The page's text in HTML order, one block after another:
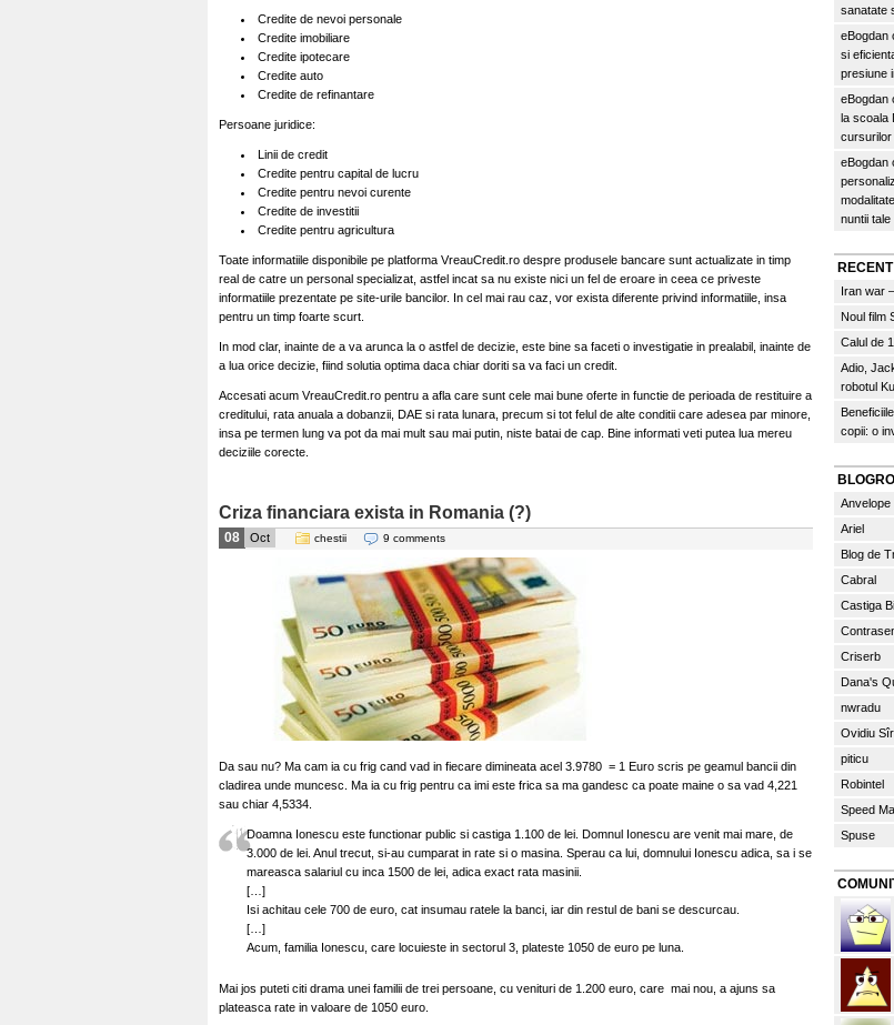
Credite de nevoi personale
Credite imobiliare
Credite ipotecare
Credite auto
Credite de refinantare
Persoane juridice:
Linii de credit
Credite pentru capital de lucru
Credite pentru nevoi curente
Credite de investitii
Credite pentru agricultura
Toate informatiile disponibile pe platforma VreauCredit.ro despre produsele bancare sunt actualizate in timp
real de catre un personal specializat, astfel incat sa nu existe nici un fel de eroare in ceea ce priveste
informatiile prezentate pe site-urile bancilor. In cel mai rau caz, vor exista diferente privind informatiile, insa
pentru un timp foarte scurt.
In mod clar, inainte de a va arunca la o astfel de decizie, este bine sa faceti o investigatie in prealabil, inainte de
a lua orice decizie, fiind solutia optima daca chiar doriti sa va faci un credit.
Accesati acum VreauCredit.ro pentru a afla care sunt cele mai bune oferte in functie de perioada de restituire a
creditului, rata anuala a dobanzii, DAE si rata lunara, precum si tot felul de alte conditii care adesea par minore,
insa pe termen lung va pot da mai mult sau mai putin, niste batai de cap. Bine informati veti putea lua mereu
deciziile corecte.
Criza financiara exista in Romania (?)
08 Oct chestii 9 comments
Da sau nu? Ma cam ia cu frig cand vad in fiecare dimineata acel 3.9780 = 1 Euro scris pe geamul bancii din
cladirea unde muncesc. Ma ia cu frig pentru ca imi este frica sa ma gandesc ca poate maine o sa vad 4,221
sau chiar 4,5334.
Doamna Ionescu este functionar public si castiga 1.100 de lei. Domnul Ionescu are venit mai mare, de
3.000 de lei. Anul trecut, si-au cumparat in rate si o masina. Sperau ca lui, domnului Ionescu adica, sa i se
mareasca salariul cu inca 1500 de lei, adica exact rata masinii.
[…]
Isi achitau cele 700 de euro, cat insumau ratele la banci, iar din restul de bani se descurcau.
[…]
Acum, familia Ionescu, care locuieste in sectorul 3, plateste 1050 de euro pe luna.
Mai jos puteti citi drama unei familii de trei persoane, cu venituri de 1.200 euro, care mai nou, a ajuns sa
plateasca rate in valoare de 1050 euro.
sanatate
eBogdan
si
presiune
eBogdan
la scoala
cursurilor
eBogdan
nuntii tale
Iran war
Noul film
Calul de
Adio,
robotul
copii: o
Anvelope
Ariel
Blog de
Cabral
Castiga
Criserb
Dana's
nwradu
Ovidiu
piticu
Robintel
Speed
Spuse